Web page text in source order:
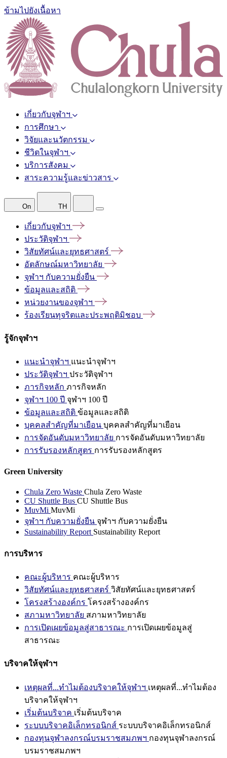
ข้ามไปยังเนื้อหา
เกี่ยวกับจุฬาฯ
การศึกษา
วิจัยและนวัตกรรม
ชีวิตในจุฬาฯ
บริการสังคม
สาระความรู้และข่าวสาร
On TH
เกี่ยวกับจุฬาฯ
ประวัติจุฬาฯ
วิสัยทัศน์และยุทธศาสตร์
อัตลักษณ์มหาวิทยาลัย
จุฬาฯ กับความยั่งยืน
ข้อมูลและสถิติ
หน่วยงานของจุฬาฯ
ร้องเรียนทุจริตและประพฤติมิชอบ
รู้จักจุฬาฯ
แนะนำจุฬาฯ แนะนำจุฬาฯ
ประวัติจุฬาฯ ประวัติจุฬาฯ
ภารกิจหลัก ภารกิจหลัก
จุฬาฯ 100 ปี จุฬาฯ 100 ปี
ข้อมูลและสถิติ ข้อมูลและสถิติ
บุคคลสำคัญที่มาเยือน บุคคลสำคัญที่มาเยือน
การจัดอันดับมหาวิทยาลัย การจัดอันดับมหาวิทยาลัย
การรับรองหลักสูตร การรับรองหลักสูตร
Green University
Chula Zero Waste Chula Zero Waste
CU Shuttle Bus CU Shuttle Bus
MuvMi MuvMi
จุฬาฯ กับความยั่งยืน จุฬาฯ กับความยั่งยืน
Sustainability Report Sustainability Report
การบริหาร
คณะผู้บริหาร คณะผู้บริหาร
วิสัยทัศน์และยุทธศาสตร์ วิสัยทัศน์และยุทธศาสตร์
โครงสร้างองค์กร โครงสร้างองค์กร
สภามหาวิทยาลัย สภามหาวิทยาลัย
การเปิดเผยข้อมูลสู่สาธารณะ การเปิดเผยข้อมูลสู่
สาธารณะ
บริจาคให้จุฬาฯ
เหตุผลที่...ทำไมต้องบริจาคให้จุฬาฯ เหตุผลที่...ทำไมต้อง
บริจาคให้จุฬาฯ
เริ่มต้นบริจาค เริ่มต้นบริจาค
ระบบบริจาคอิเล็กทรอนิกส์ ระบบบริจาคอิเล็กทรอนิกส์
กองทุนจุฬาลงกรณ์บรมราชสมภพฯ กองทุนจุฬาลงกรณ์
บรมราชสมภพฯ